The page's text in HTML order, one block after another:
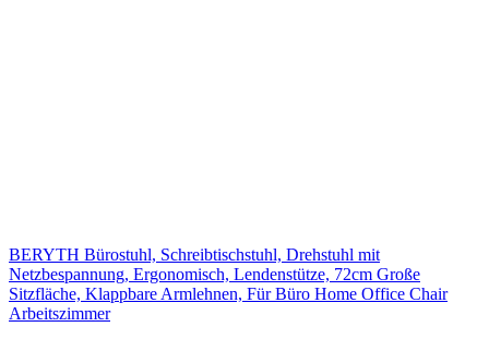
BERYTH Bürostuhl, Schreibtischstuhl, Drehstuhl mit
Netzbespannung, Ergonomisch, Lendenstütze, 72cm Große
Sitzfläche, Klappbare Armlehnen, Für Büro Home Office Chair
Arbeitszimmer